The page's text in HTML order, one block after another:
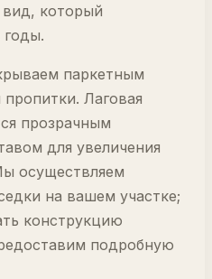
который
годы.
паркетным
Лаговая
прозрачным
для увеличения
осуществляем
на вашем участке;
конструкцию
подробную